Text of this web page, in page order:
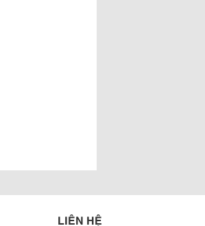
LIÊN HỆ